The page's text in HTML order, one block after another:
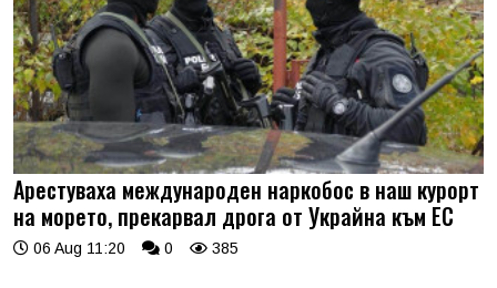
Арестуваха международен наркобос в наш курорт
на морето, прекарвал дрога от Украйна към ЕС
06 Aug 11:20 0 385